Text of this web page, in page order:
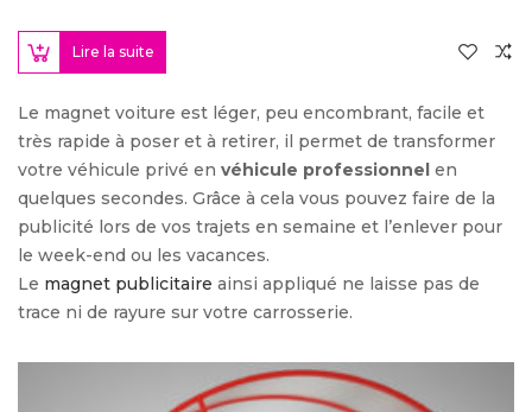
Lire la suite
Le magnet voiture est léger, peu encombrant, facile et
très rapide à poser et à retirer, il permet de transformer
votre véhicule privé en véhicule professionnel en
quelques secondes. Grâce à cela vous pouvez faire de la
publicité lors de vos trajets en semaine et l’enlever pour
le week-end ou les vacances.
Le magnet publicitaire ainsi appliqué ne laisse pas de
trace ni de rayure sur votre carrosserie.